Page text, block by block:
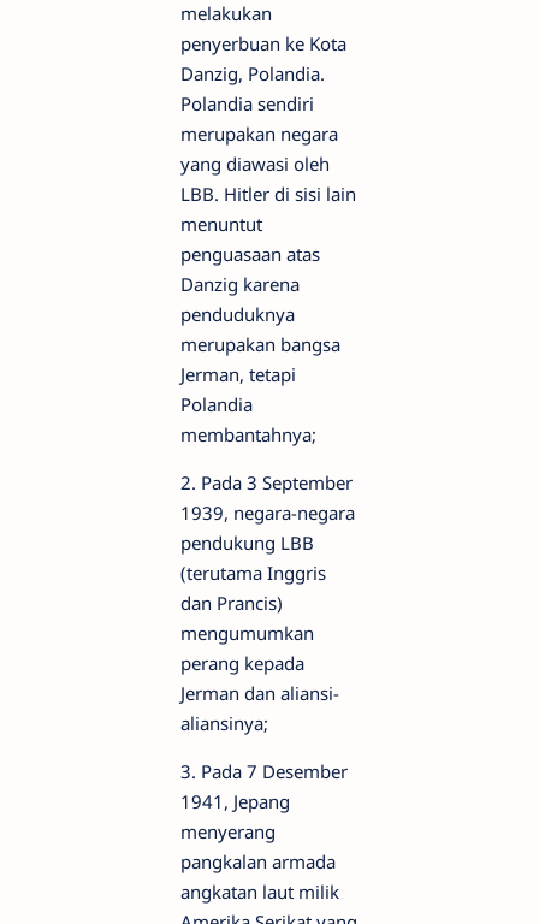
melakukan
penyerbuan ke Kota
Danzig, Polandia.
Polandia sendiri
merupakan negara
yang diawasi oleh
LBB. Hitler di sisi lain
menuntut
penguasaan atas
Danzig karena
penduduknya
merupakan bangsa
Jerman, tetapi
Polandia
membantahnya;
2. Pada 3 September
1939, negara-negara
pendukung LBB
(terutama Inggris
dan Prancis)
mengumumkan
perang kepada
Jerman dan aliansi-
aliansinya;
3. Pada 7 Desember
1941, Jepang
menyerang
pangkalan armada
angkatan laut milik